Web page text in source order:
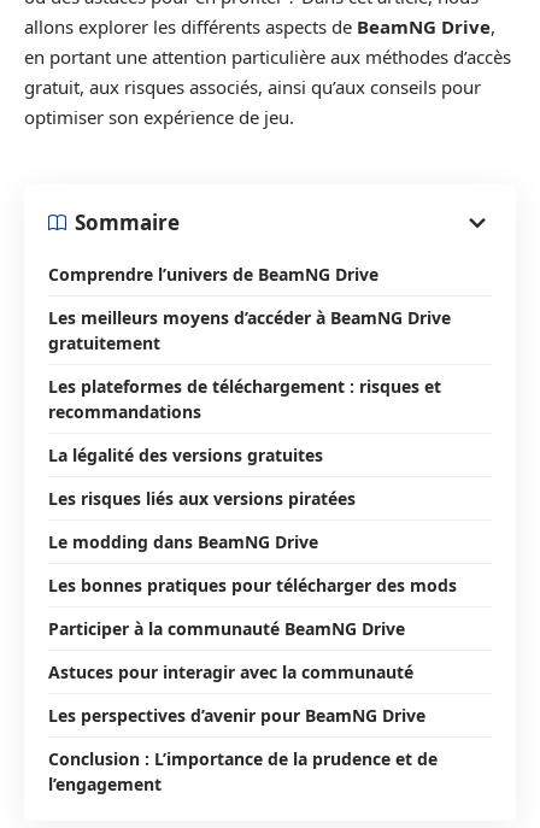
allons explorer les différents aspects de BeamNG Drive,
en portant une attention particulière aux méthodes d’accès
gratuit, aux risques associés, ainsi qu’aux conseils pour
optimiser son expérience de jeu.
Sommaire
Comprendre l’univers de BeamNG Drive
Les meilleurs moyens d’accéder à BeamNG Drive
gratuitement
Les plateformes de téléchargement : risques et
recommandations
La légalité des versions gratuites
Les risques liés aux versions piratées
Le modding dans BeamNG Drive
Les bonnes pratiques pour télécharger des mods
Participer à la communauté BeamNG Drive
Astuces pour interagir avec la communauté
Les perspectives d’avenir pour BeamNG Drive
Conclusion : L’importance de la prudence et de
l’engagement